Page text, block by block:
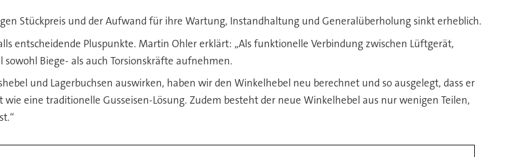
Stückpreis und der Aufwand für ihre Wartung, Instandhaltung und Generalüberholung sinkt erheblich.
entscheidende Pluspunkte. Martin Ohler erklärt: „Als funktionelle Verbindung zwischen Lüftgerät,
Biege- als auch Torsionskräfte aufnehmen.
und Lagerbuchsen auswirken, haben wir den Winkelhebel neu berechnet und so ausgelegt, dass er
eine traditionelle Gusseisen-Lösung. Zudem besteht der neue Winkelhebel aus nur wenigen Teilen,